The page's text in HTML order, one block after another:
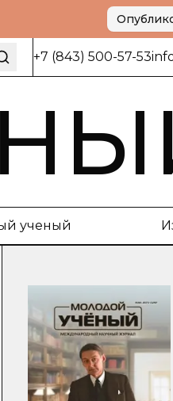
+7 (843) 500-57-53
ученый